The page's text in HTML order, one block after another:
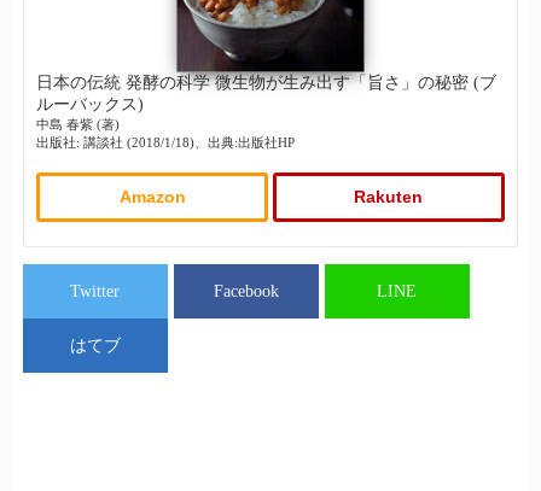
日本の伝統 発酵の科学 微生物が生み出す「旨さ」の秘密 (ブ
ルーバックス)
中島 春紫 (著)
出版社: 講談社 (2018/1/18)、出典:出版社HP
Amazon Rakuten
Twitter Facebook LINE
はてブ